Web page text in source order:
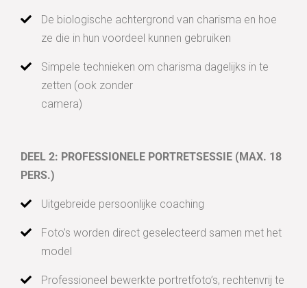
De biologische achtergrond van charisma en hoe
ze die in hun voordeel kunnen gebruiken
Simpele technieken om charisma dagelijks in te
zetten (ook zonder
camera)
DEEL 2: PROFESSIONELE PORTRETSESSIE (MAX. 18
PERS.)
Uitgebreide persoonlijke coaching
Foto’s worden direct geselecteerd samen met het
model
Professioneel bewerkte portretfoto’s, rechtenvrij te